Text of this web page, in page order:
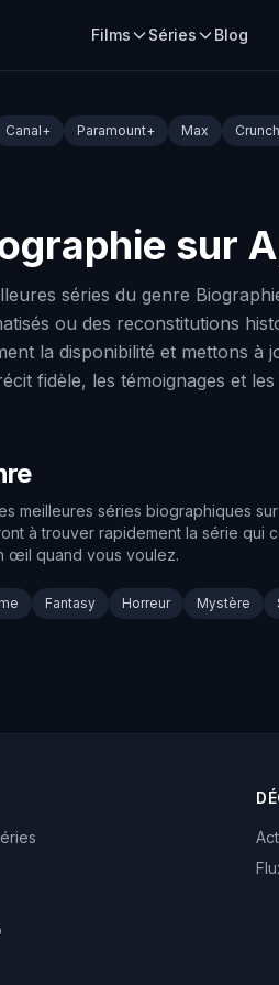
Films Séries Blog
Canal+ Paramount+ Max
sur
séries du genre
ou des reconstitutions
la disponibilité et mettons
fidèle, les témoignages et les
meilleures séries biographiques
à trouver rapidement la série
œil quand vous voulez.
Fantasy Horreur Mystère